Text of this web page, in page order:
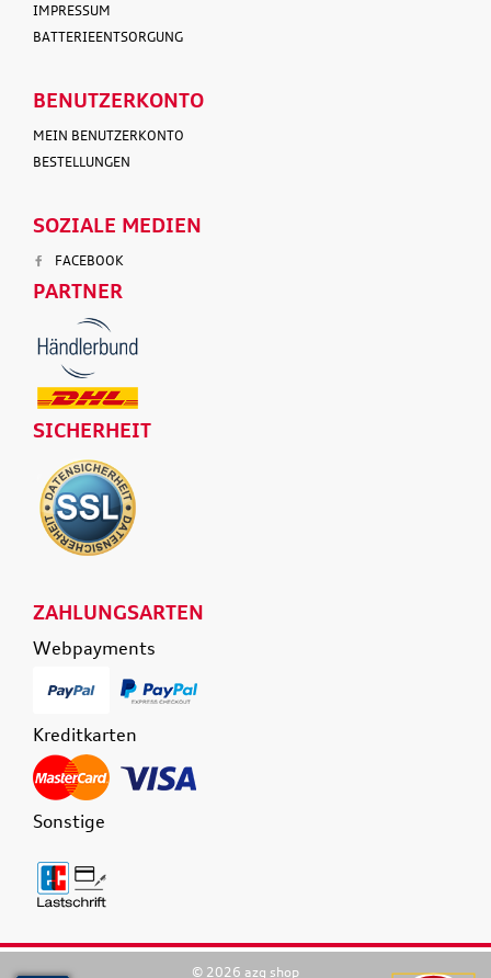
IMPRESSUM
BATTERIEENTSORGUNG
BENUTZERKONTO
MEIN BENUTZERKONTO
BESTELLUNGEN
SOZIALE MEDIEN
FACEBOOK
PARTNER
SICHERHEIT
ZAHLUNGSARTEN
Webpayments
Kreditkarten
Sonstige
© 2026 azg shop